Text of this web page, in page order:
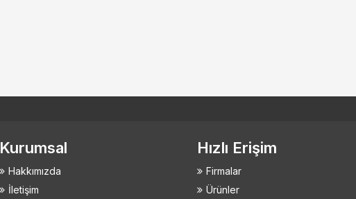
Kurumsal
Hakkımızda
İletişim
Hızlı Erişim
Firmalar
Ürünler